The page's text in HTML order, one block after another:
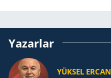
Yazarlar
YÜKSEL ERCAN